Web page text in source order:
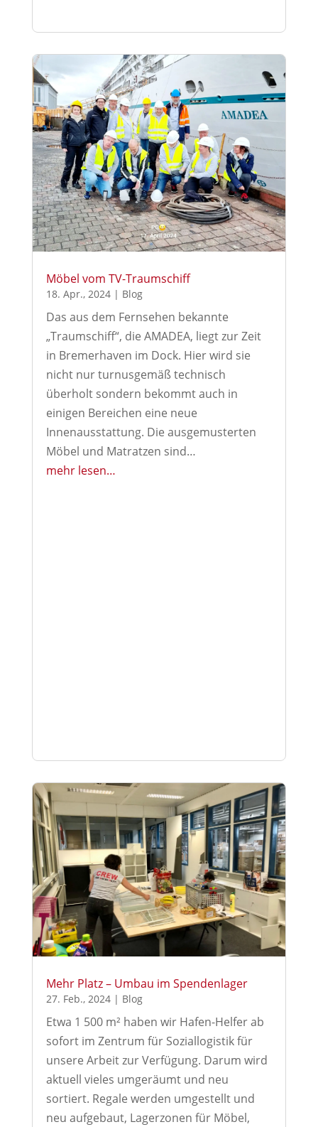
Möbel vom TV-Traumschiff
18. Apr., 2024| Blog
Das aus dem Fernsehen bekannte
„Traumschiff“, die AMADEA, liegt zur Zeit
in Bremerhaven im Dock. Hier wird sie
nicht nur turnusgemäß technisch
überholt sondern bekommt auch in
einigen Bereichen eine neue
Innenausstattung. Die ausgemusterten
Möbel und Matratzen sind…
mehr lesen…
Mehr Platz – Umbau im Spendenlager
27. Feb., 2024| Blog
Etwa 1 500 m² haben wir Hafen-Helfer ab
sofort im Zentrum für Soziallogistik für
unsere Arbeit zur Verfügung. Darum wird
aktuell vieles umgeräumt und neu
sortiert. Regale werden umgestellt und
neu aufgebaut, Lagerzonen für Möbel,